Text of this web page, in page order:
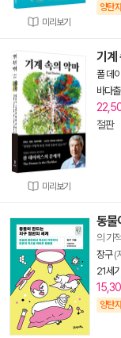
미리보기
양탄
미리보기
기계
폴 데
바다
절판
동물
의 기
장구(
21세
양탄